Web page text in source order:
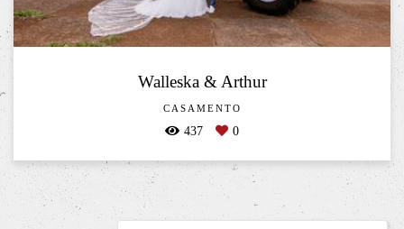
Walleska & Arthur
CASAMENTO
437 0